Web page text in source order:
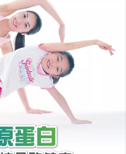
跳轉至「AFTEE先享後付」
結帳。
的連結，可透過四大超商／
易完成。
您需要取消訂單，請聯絡
有效，需透過AFTEE先享
頁面顯示為準，若有關於